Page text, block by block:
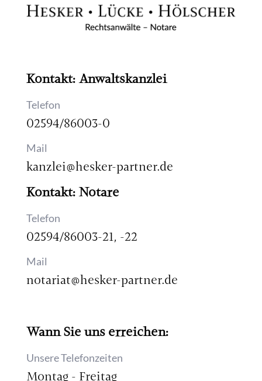
Kontakt: Anwaltskanzlei
Telefon
02594/86003-0
Mail
kanzlei@hesker-partner.de
Kontakt: Notare
Telefon
02594/86003-21, -22
Mail
notariat@hesker-partner.de
Wann Sie uns erreichen:
Unsere Telefonzeiten
Montag - Freitag